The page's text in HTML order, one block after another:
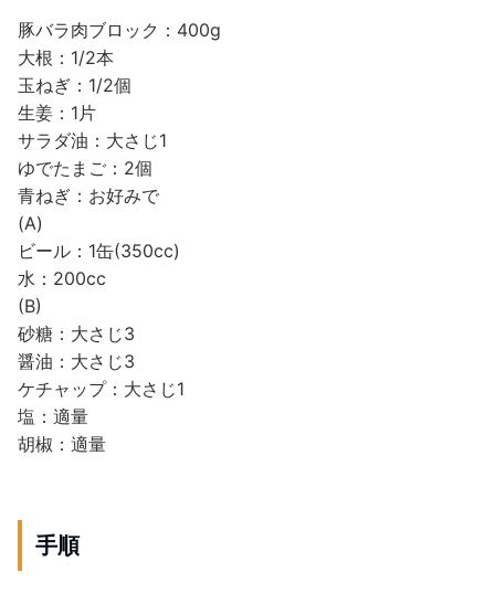
豚バラ肉ブロック：400g
大根：1/2本
玉ねぎ：1/2個
生姜：1片
サラダ油：大さじ1
ゆでたまご：2個
青ねぎ：お好みで
(A)
ビール：1缶(350cc)
水：200cc
(B)
砂糖：大さじ3
醤油：大さじ3
ケチャップ：大さじ1
塩：適量
胡椒：適量
手順